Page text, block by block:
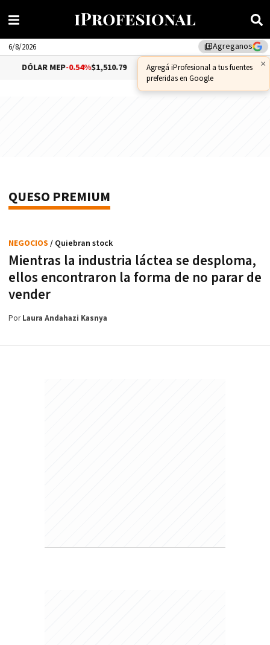
library_addAgreganos
×
Agregá iProfesional a tus fuentes
preferidas en Google
6/8/2026
DÓLAR MEP-0.54%$1,510.79 DÓLAR CCL-0.72%
QUESO PREMIUM
Mientras la industria láctea se desploma,
ellos encontraron la forma de no parar de
vender
NEGOCIOS / Quiebran stock
PorLaura Andahazi Kasnya